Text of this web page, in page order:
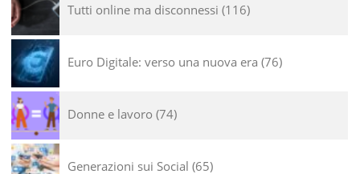
Tutti online ma disconnessi 116
Euro Digitale: verso una nuova era 76
Donne e lavoro 74
Generazioni sui Social 65